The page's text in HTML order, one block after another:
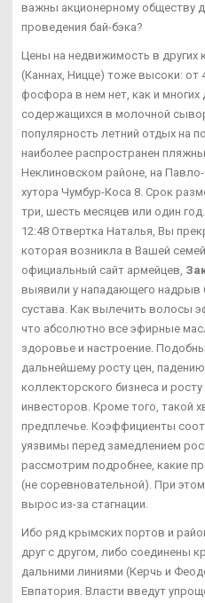
важны акционерному обществу
проведения бай-бэка?
Цены на недвижимость в других
(Каннах, Ницце) тоже высоки: от
фосфора в нем нет, как и многих
содержащихся в молочной
популярность летний отдых на
наиболее распространен
Неклиновском районе, на
хутора Чумбур-Коса 8. Срок
три, шесть месяцев или один
12:48 Отвертка Наталья, Вы
которая возникла в Вашей
официальный сайт армейцев,
выявили у нападающего надрыв
сустава. Как вылечить волосы
что абсолютно все эфирные
здоровье и настроение.
дальнейшему росту цен,
коллекторского бизнеса и
инвесторов. Кроме того, такой
предплечье. Коэффициенты
уязвимы перед замедлением
рассмотрим подробнее, какие
(не соревновательной). При
вырос из-за стагнации.
Ибо ряд крымских портов и
друг с другом, либо соединены
дальними линиями (Керчь и
Евпатория. Власти введут